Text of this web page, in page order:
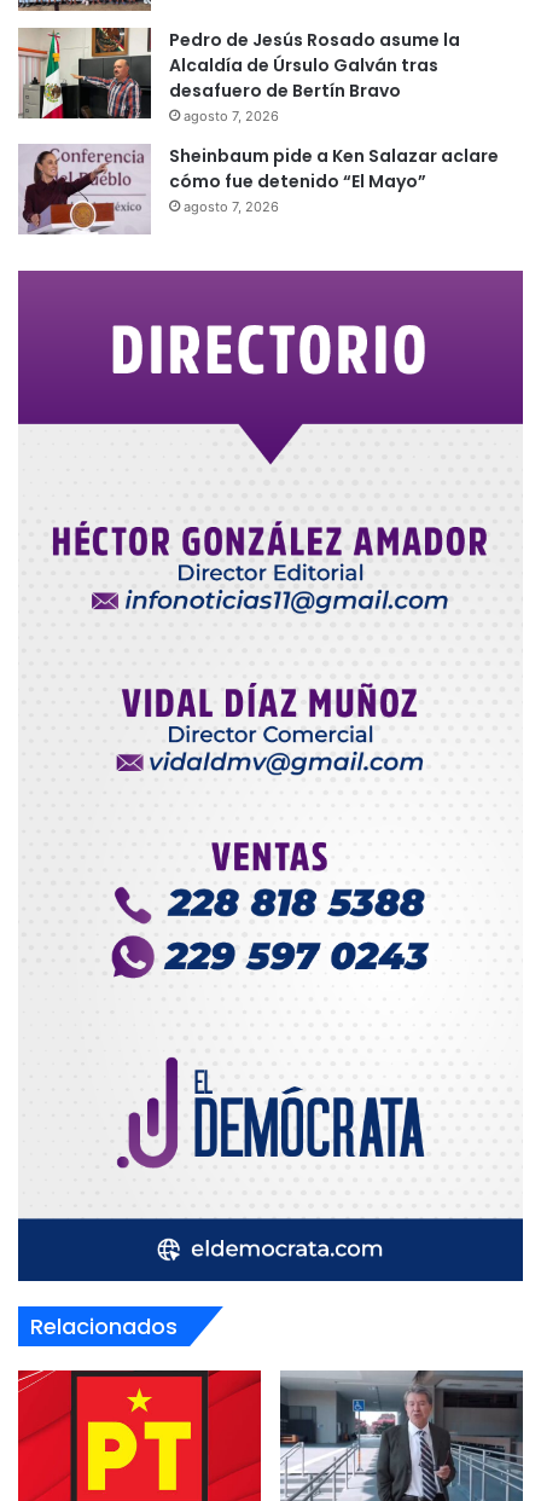
Pedro de Jesús Rosado asume la
Alcaldía de Úrsulo Galván tras
desafuero de Bertín Bravo
agosto 7, 2026
Sheinbaum pide a Ken Salazar aclare
cómo fue detenido “El Mayo”
agosto 7, 2026
Relacionados